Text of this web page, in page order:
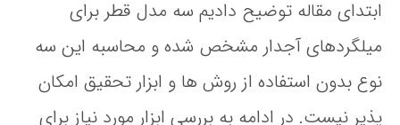
ابتدای مقاله توضیح دادیم سه مدل قطر برای
میلگردهای آجدار مشخص شده و محاسبه این سه
نوع بدون استفاده از روش ها و ابزار تحقیق امکان
پذیر نیست. در ادامه به بررسی ابزار مورد نیاز برای